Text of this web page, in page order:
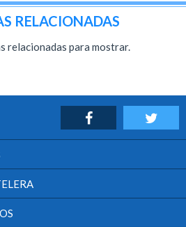
RELACIONADAS
relacionadas para mostrar.